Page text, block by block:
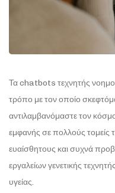
Τα chatbots τεχνητής
τρόπο με τον οποίο
αντιλαμβανόμαστε τον
εμφανής σε πολλούς τομείς
ευαίσθητους και συχνά
εργαλείων γενετικής
υγείας.